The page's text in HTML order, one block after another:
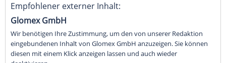
Empfohlener externer Inhalt:
Glomex GmbH
Wir benötigen Ihre Zustimmung, um den von unserer Redaktion
eingebundenen Inhalt von Glomex GmbH anzuzeigen. Sie können
diesen mit einem Klick anzeigen lassen und auch wieder